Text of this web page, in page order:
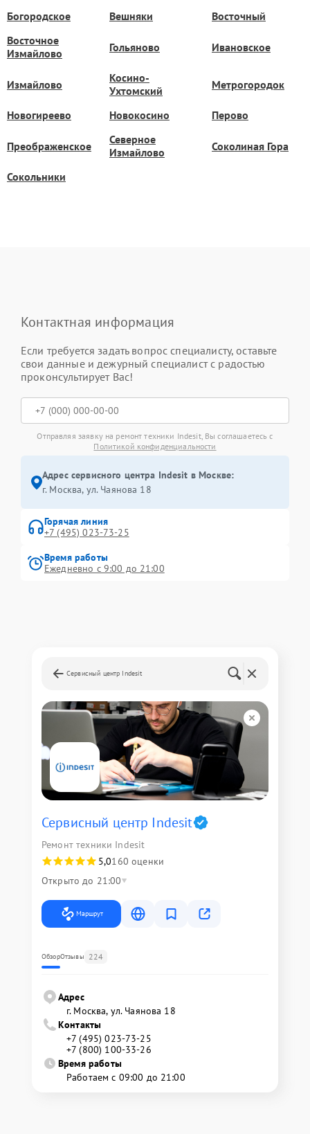
Богородское Вешняки
Восточный
Восточное
Измайлово
Гольяново Ивановское
Измайлово
Косино-
Ухтомский
Метрогородок
Новогиреево Новокосино Перово
Преображенское
Северное
Измайлово
Соколиная Гора
Сокольники
Контактная информация
Если требуется задать вопрос специалисту, оставьте
свои данные и дежурный специалист с радостью
проконсультирует Вас!
Отправляя заявку на ремонт техники Indesit, Вы соглашаетесь с
Политикой конфиденциальности
Адрес сервисного центра Indesit в Москве:
г. Москва, ул. Чаянова 18
Горячая линия
+7 (495) 023-73-25
Время работы
Ежедневно с 9:00 до 21:00
Сервисный центр Indesit
Сервисный центр Indesit
Ремонт техники Indesit
5,0160 оценки
Открыто до 21:00
Маршрут
ОбзорОтзывы 224
Адрес
г. Москва, ул. Чаянова 18
Контакты
+7 (495) 023-73-25
+7 (800) 100-33-26
Время работы
Работаем с 09:00 до 21:00